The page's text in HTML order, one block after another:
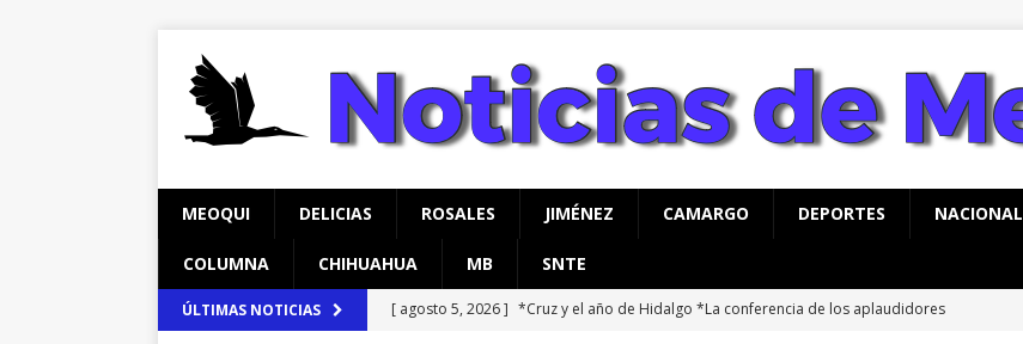
MEOQUI DELICIAS ROSALES JIMÉNEZ CAMARGO DEPORTES NACIONAL
COLUMNA CHIHUAHUA MB SNTE
ÚLTIMAS NOTICIAS [ agosto 5, 2026 ] *Cruz y el año de Hidalgo *La conferencia de los aplaudidores